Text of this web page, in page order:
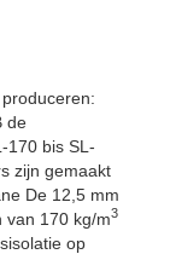
de
170 bis SL-
zijn gemaakt
De 12,5 mm
van 170 kg/m3
op